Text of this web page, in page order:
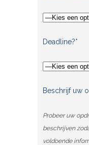
Deadline?*
Beschrijf uw
Probeer uw
beschrijven
voldoende